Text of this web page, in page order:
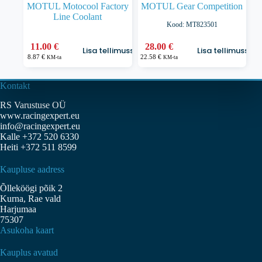
MOTUL Motocool Factory
Line Coolant
11.00€
8.87€ KM-ta
Lisa tellimusse
MOTUL Gear Competition
Kood: MT823501
28.00 €
22.58 € KM-ta
Lisa tellimusse
Kontakt
RS Varustuse OÜ
www.racingexpert.eu
info@racingexpert.eu
Kalle +372 520 6330
Heiti +372 511 8599
Kaupluse aadress
Õlleköögi põik 2
Kurna, Rae vald
Harjumaa
75307
Asukoha kaart
Kauplus avatud